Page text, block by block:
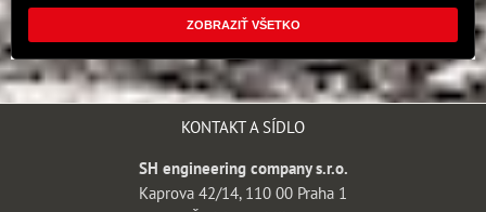
ZOBRAZIŤ VŠETKO
KONTAKT A SÍDLO
SH engineering company s.r.o.
Kaprova 42/14, 110 00 Praha 1